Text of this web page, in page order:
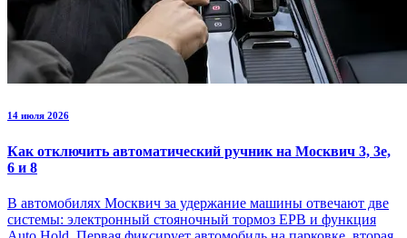
14 июля 2026
Как отключить автоматический ручник на Москвич 3, 3е,
6 и 8
В автомобилях Москвич за удержание машины отвечают две
системы: электронный стояночный тормоз EPB и функция